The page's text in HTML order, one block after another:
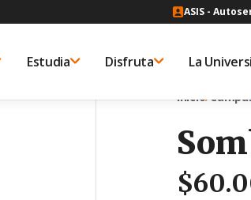
ASIS -
Estudia Disfruta La
Inicio
$